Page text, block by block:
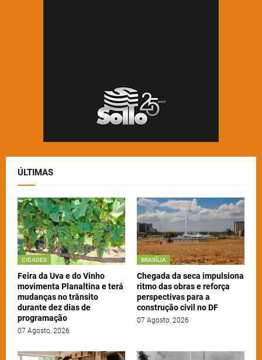
ÚLTIMAS
CIDADES
Feira da Uva e do Vinho
movimenta Planaltina e terá
mudanças no trânsito
durante dez dias de
programação
07 Agosto, 2026
BRASÍLIA
Chegada da seca impulsiona
ritmo das obras e reforça
perspectivas para a
construção civil no DF
07 Agosto, 2026